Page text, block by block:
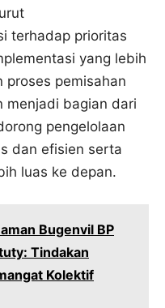
terhadap prioritas
yang lebih
proses pemisahan
menjadi bagian dari
pengelolaan
dan efisien serta
luas ke depan.
Bugenvil BP
Tindakan
Kolektif